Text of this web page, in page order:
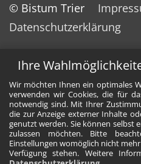
Ihre
Wir möchten Ihnen ein optimales
verwenden wir Cookies, die für
notwendig sind. Mit Ihrer
die zur Anzeige externer Inhalte
genutzt werden. Sie können selbst
zulassen möchten. Bitte
Einstellungen womöglich nicht
Verfügung stehen. Weitere
© Bistum Trier
Datenschutzerklärung